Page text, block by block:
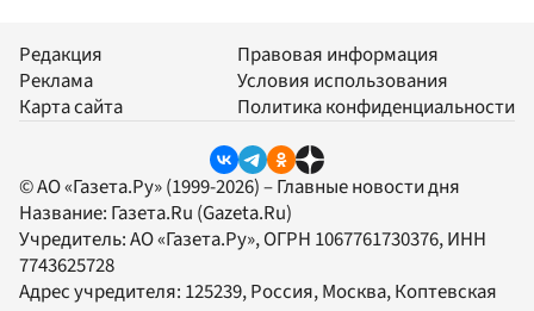
Редакция
Реклама
Карта сайта
Правовая информация
Условия использования
Политика конфиденциальности
© АО «Газета.Ру» (1999-2026) – Главные новости дня
Название: Газета.Ru (Gazeta.Ru)
Учредитель:АО «Газета.Ру», ОГРН 1067761730376, ИНН
7743625728
Адрес учредителя: 125239, Россия, Москва, Коптевская